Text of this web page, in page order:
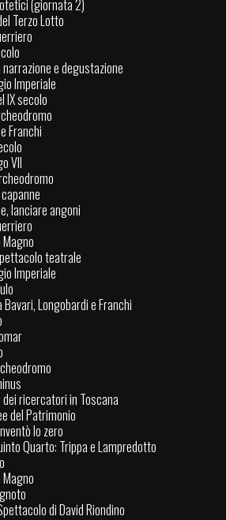
(giornata 2)
Terzo Lotto
e degustazione
Imperiale
IX secolo
Franchi
VII
lanciare angoni
teatrale
Imperiale
Longobardi e Franchi
ricercatori in Toscana
del Patrimonio
lo zero
Quarto: Trippa e Lampredotto
di David Riondino